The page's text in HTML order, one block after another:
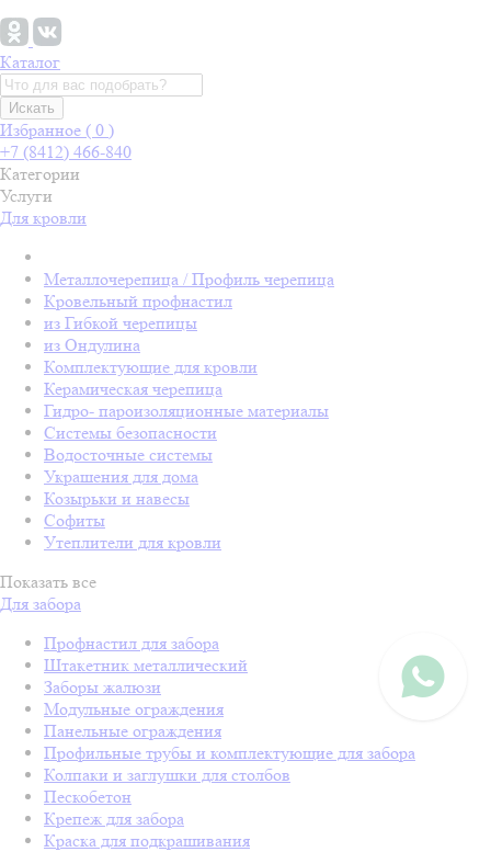
Каталог
Искать
Избранное ( 0 )
+7 (8412) 466-840
Категории
Услуги
Для кровли
Металлочерепица / Профиль черепица
Кровельный профнастил
из Гибкой черепицы
из Ондулина
Комплектующие для кровли
Керамическая черепица
Гидро- пароизоляционные материалы
Системы безопасности
Водосточные системы
Украшения для дома
Козырьки и навесы
Софиты
Утеплители для кровли
Показать все
Для забора
Профнастил для забора
Штакетник металлический
Заборы жалюзи
Модульные ограждения
Панельные ограждения
Профильные трубы и комплектующие для забора
Колпаки и заглушки для столбов
Пескобетон
Крепеж для забора
Краска для подкрашивания